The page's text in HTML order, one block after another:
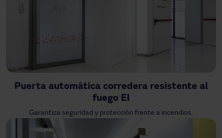
Puerta automática corredera resistente al
fuego EI
Garantiza seguridad y protección frente a incendios.